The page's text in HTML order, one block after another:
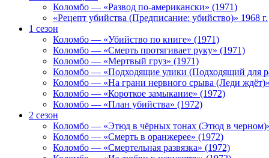
Коломбо — «Развод по-американски» (1971)
«Рецепт убийства (Предписание: убийство)» 1968 г.
1 сезон
Коломбо — «Убийство по книге» (1971)
Коломбо — «Смерть протягивает руку» (1971)
Коломбо — «Мертвый груз» (1971)
Коломбо — «Подходящие улики (Подходящий для
Коломбо — «На грани нервного срыва (Леди
Коломбо — «Короткое замыкание» (1972)
Коломбо — «План убийства» (1972)
2 сезон
Коломбо — «Этюд в чёрных тонах (Этюд в
Коломбо — «Смерть в оранжерее» (1972)
Коломбо — «Смертельная развязка» (1972)